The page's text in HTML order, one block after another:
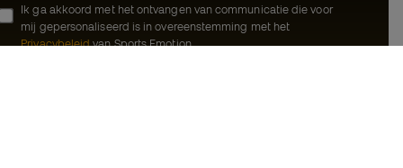
Ik ga akkoord met het ontvangen van communicatie die voor
mij gepersonaliseerd is in overeenstemming met het
Privacybeleidvan Sports Emotion.